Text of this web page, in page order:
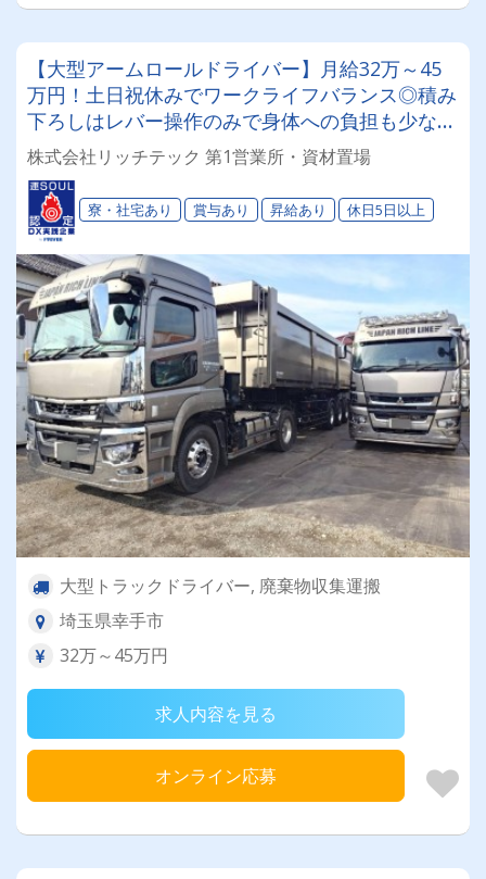
【大型アームロールドライバー】月給32万～45
万円！土日祝休みでワークライフバランス◎積み
下ろしはレバー操作のみで身体への負担も少なめ
✨寮・社宅完備
株式会社リッチテック 第1営業所・資材置場
寮・社宅あり 賞与あり 昇給あり 休日5日以上
大型トラックドライバー, 廃棄物収集運搬
埼玉県幸手市
32万～45万円
求人内容を見る
オンライン応募